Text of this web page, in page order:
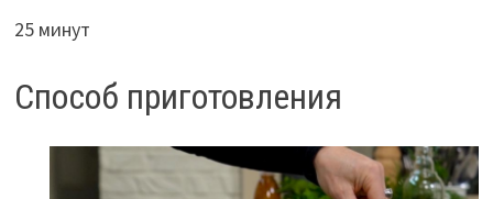
25 минут
Способ приготовления